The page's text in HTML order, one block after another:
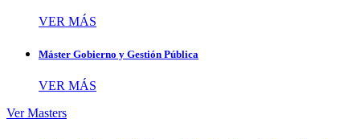
VER MÁS
Máster Gobierno y Gestión Pública
VER MÁS
Ver Masters